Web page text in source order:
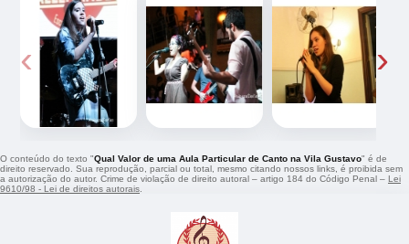
‹ ›
O conteúdo do texto "Qual Valor de uma Aula Particular de Canto na Vila Gustavo" é de
direito reservado. Sua reprodução, parcial ou total, mesmo citando nossos links, é proibida sem
a autorização do autor. Crime de violação de direito autoral – artigo 184 do Código Penal – Lei
9610/98 - Lei de direitos autorais